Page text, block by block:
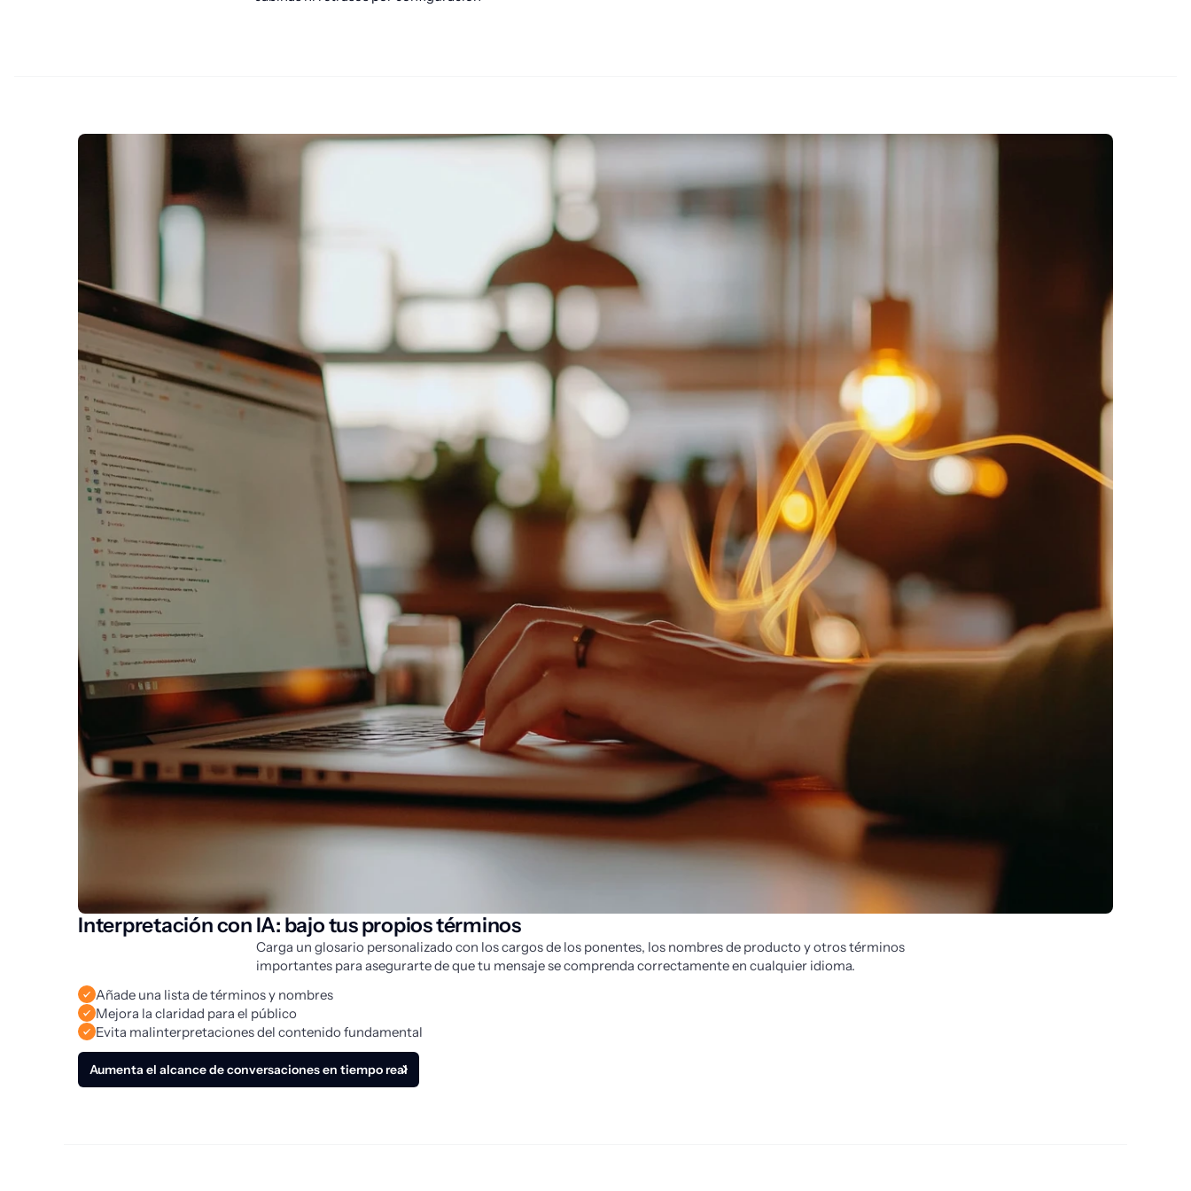
Interpretación con IA: bajo tus propios términos
Carga un glosario personalizado con los cargos de los ponentes, los nombres de producto y otros términos
importantes para asegurarte de que tu mensaje se comprenda correctamente en cualquier idioma.
Añade una lista de términos y nombres
Mejora la claridad para el público
Evita malinterpretaciones del contenido fundamental
Aumenta el alcance de conversaciones en tiempo real